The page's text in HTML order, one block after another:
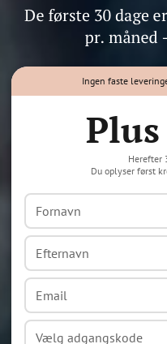
Ingen faste
Plus
Herefter
Du oplyser først